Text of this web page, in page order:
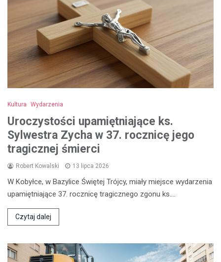
Kultura Wydarzenia
Uroczystości upamiętniające ks.
Sylwestra Zycha w 37. rocznicę jego
tragicznej śmierci
Robert Kowalski 13 lipca 2026
W Kobyłce, w Bazylice Świętej Trójcy, miały miejsce wydarzenia
upamiętniające 37. rocznicę tragicznego zgonu ks.…
Czytaj dalej